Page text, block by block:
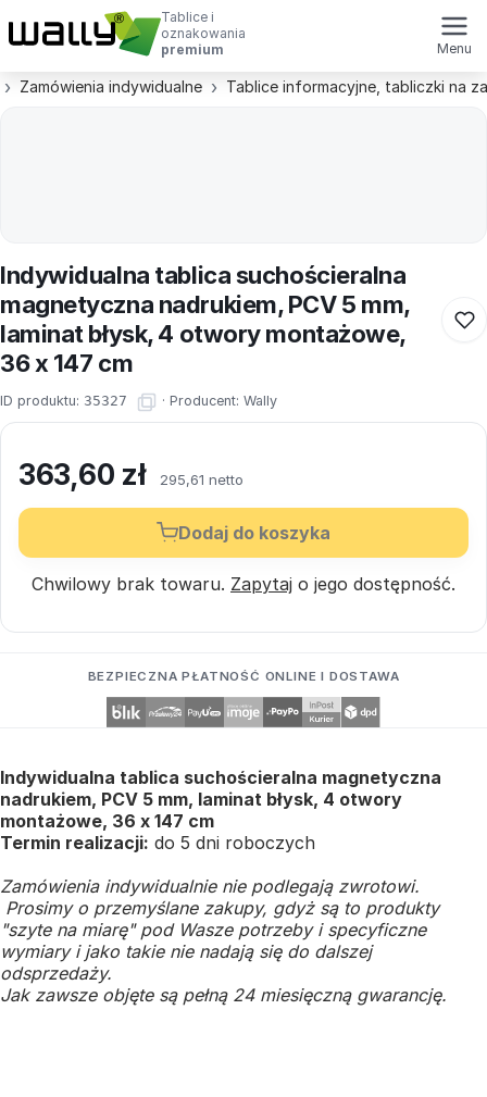
Tablice i
oznakowania
premium
Menu
Zamówienia indywidualne Tablice informacyjne, tabliczki na
Indywidualna tablica suchościeralna
magnetyczna nadrukiem, PCV 5 mm,
laminat błysk, 4 otwory montażowe,
36 x 147 cm
ID produktu: 35327 · Producent: Wally
363,60 zł 295,61 netto
Dodaj do koszyka
Chwilowy brak towaru. Zapytaj o jego dostępność.
BEZPIECZNA PŁATNOŚĆ ONLINE I DOSTAWA
Indywidualna tablica suchościeralna magnetyczna
nadrukiem, PCV 5 mm, laminat błysk, 4 otwory
montażowe, 36 x 147 cm
Termin realizacji: do 5 dni roboczych
Zamówienia indywidualnie nie podlegają zwrotowi.
Prosimy o przemyślane zakupy, gdyż są to produkty
"szyte na miarę" pod Wasze potrzeby i specyficzne
wymiary i jako takie nie nadają się do dalszej
odsprzedaży.
Jak zawsze objęte są pełną 24 miesięczną gwarancję.